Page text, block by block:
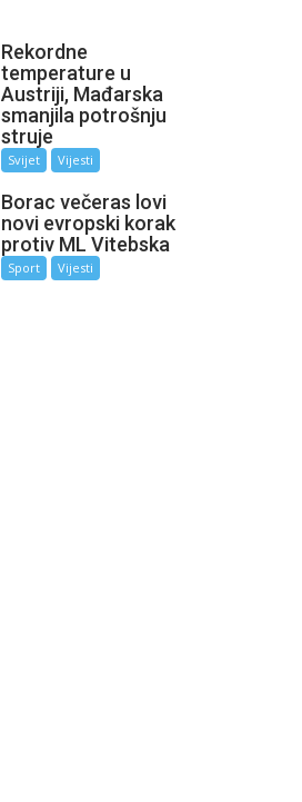
Rekordne
temperature u
Austriji, Mađarska
smanjila potrošnju
struje
Svijet Vijesti
Borac večeras lovi
novi evropski korak
protiv ML Vitebska
Sport Vijesti